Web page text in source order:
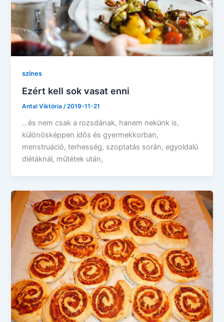
színes
Ezért kell sok vasat enni
Antal Viktória/2019-11-21
…és nem csak a rozsdának, hanem nekünk is,
különösképpen idős és gyermekkorban,
menstruáció, terhesség, szoptatás során, egyoldalú
diétáknál, műtétek után,